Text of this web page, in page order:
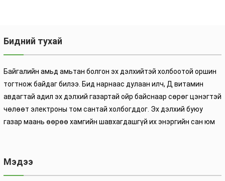
Бидний тухай
Байгалийн амьд амьтан болгон эх дэлхийтэй холбоотой оршин
тогтнож байдаг билээ. Бид нарнаас дулаан илч, Д витамин
авдагтай адил эх дэлхий газартай ойр байснаар сөрөг цэнэгтэй
чөлөөт электроны том сантай холбогддог. Эх дэлхий буюу
газар маань өөрөө хамгийн шавхагдашгүй их энэргийн сан юм
Мэдээ